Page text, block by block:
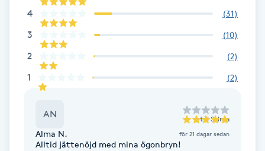
Extensions
Extensions borttagning
Eyeliner-tatuering
4 (31)
3 (10)
2 (2)
1 (2)
AN till Salma
Alma N. för 21 dagar sedan
Alltid jättenöjd med mina ögonbryn!